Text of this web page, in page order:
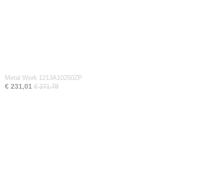
Metal Work 1213A10250ZP
€ 231,01 € 271,78